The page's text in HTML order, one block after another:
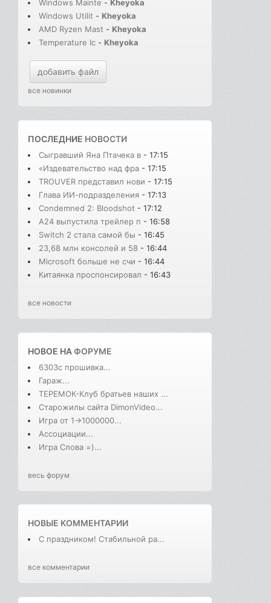
Windows Mainte - Kheyoka
Windows Utilit - Kheyoka
AMD Ryzen Mast - Kheyoka
Temperature Ic - Kheyoka
добавить файл
все новинки
ПОСЛЕДНИЕ НОВОСТИ
Сыгравший Яна Птачека в - 17:15
«Издевательство над фра - 17:15
TROUVER представил нови - 17:15
Глава ИИ-подразделения - 17:13
Condemned 2: Bloodshot - 17:12
A24 выпустила трейлер п - 16:58
Switch 2 стала самой бы - 16:45
23,68 млн консолей и 58 - 16:44
Microsoft больше не счи - 16:44
Китаянка проспонсировал - 16:43
все новости
НОВОЕ НАФОРУМЕ
6303с прошивка...
Гараж...
ТЕРЕМОК-Клуб братьев наших ...
Старожилы сайта DimonVideo...
Игра от 1->1000000...
Ассоциации...
Игра Слова =)...
весь форум
НОВЫЕ КОММЕНТАРИИ
С праздником! Стабильной ра...
все комментарии